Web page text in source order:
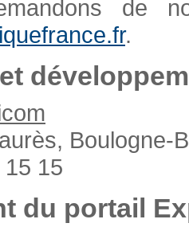
de
.
Boulogne-
15
du portail